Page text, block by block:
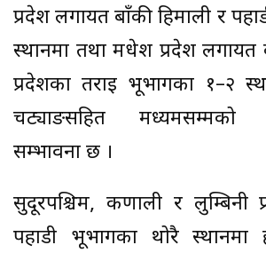
प्रदेश लगायत बाँकी हिमाली र
स्थानमा तथा मधेश प्रदेश लगायत
प्रदेशका तराई भूभागका १–२
चट्याङसहित मध्यमसम्मको
सम्भावना छ ।
सुदूरपश्चिम, कर्णाली र लुम्बिनी
पहाडी भूभागका थोरै स्थानमा